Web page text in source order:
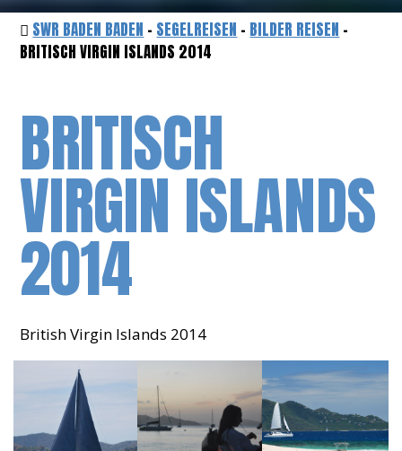
SWR BADEN BADEN - SEGELREISEN - BILDER REISEN -
BRITISCH VIRGIN ISLANDS 2014
BRITISCH
VIRGIN ISLANDS
2014
British Virgin Islands 2014